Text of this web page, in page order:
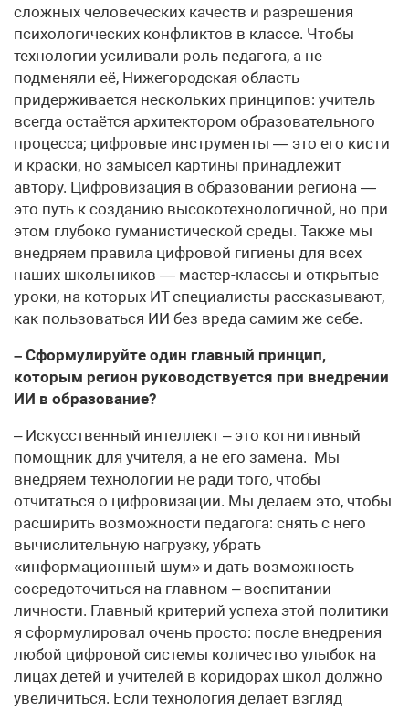
сложных человеческих качеств и разрешения
психологических конфликтов в классе. Чтобы
технологии усиливали роль педагога, а не
подменяли её, Нижегородская область
придерживается нескольких принципов: учитель
всегда остаётся архитектором образовательного
процесса; цифровые инструменты — это его кисти
и краски, но замысел картины принадлежит
автору. Цифровизация в образовании региона —
это путь к созданию высокотехнологичной, но при
этом глубоко гуманистической среды. Также мы
внедряем правила цифровой гигиены для всех
наших школьников — мастер-классы и открытые
уроки, на которых ИТ-специалисты рассказывают,
как пользоваться ИИ без вреда самим же себе.
– Сформулируйте один главный принцип,
которым регион руководствуется при внедрении
ИИ в образование?
– Искусственный интеллект – это когнитивный
помощник для учителя, а не его замена. Мы
внедряем технологии не ради того, чтобы
отчитаться о цифровизации. Мы делаем это, чтобы
расширить возможности педагога: снять с него
вычислительную нагрузку, убрать
«информационный шум» и дать возможность
сосредоточиться на главном – воспитании
личности. Главный критерий успеха этой политики
я сформулировал очень просто: после внедрения
любой цифровой системы количество улыбок на
лицах детей и учителей в коридорах школ должно
увеличиться. Если технология делает взгляд